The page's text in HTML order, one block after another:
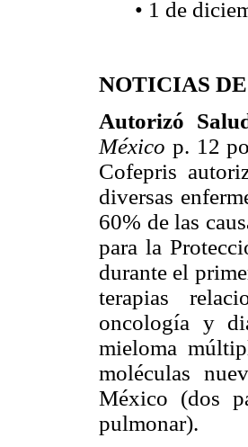
• 1 de
NOTICIAS
Autorizó
México p. 12
Cofepris
diversas
60% de las
para la
durante el
terapias
oncología y
mieloma
moléculas
México (dos
pulmonar).